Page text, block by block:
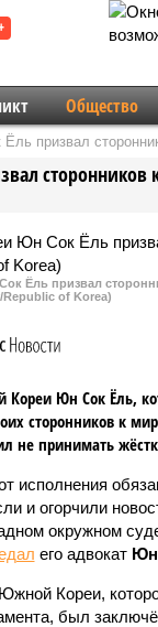
Общество
призвал
сторонников
Ёль призвал
of Korea)
Юн Сок Ёль,
сторонников к
не принимать
исполнения
и огорчили
окружном
его адвокат Юн
Кореи,
был